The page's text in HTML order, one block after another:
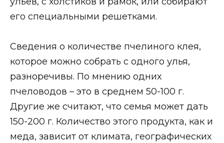
его специальными решетками.
Сведения о количестве пчелиного клея,
которое можно собрать с одного улья,
разноречивы. По мнению одних
пчеловодов – это в среднем 50-100 г.
Другие же считают, что семья может дать
150-200 г. Количество этого продукта, как и
меда, зависит от климата, географических